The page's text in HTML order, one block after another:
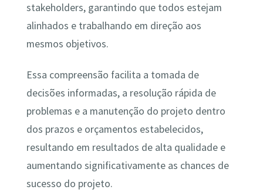
stakeholders, garantindo que todos estejam
alinhados e trabalhando em direção aos
mesmos objetivos.
Essa compreensão facilita a tomada de
decisões informadas, a resolução rápida de
problemas e a manutenção do projeto dentro
dos prazos e orçamentos estabelecidos,
resultando em resultados de alta qualidade e
aumentando significativamente as chances de
sucesso do projeto.